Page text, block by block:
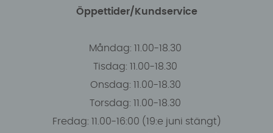
Öppettider/Kundservice
Måndag: 11.00-18.30
Tisdag: 11.00-18.30
Onsdag: 11.00-18.30
Torsdag: 11.00-18.30
Fredag: 11.00-16:00 (19:e juni stängt)